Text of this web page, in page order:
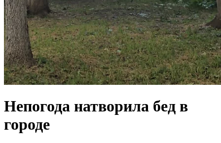
Непогода натворила бед в
городе